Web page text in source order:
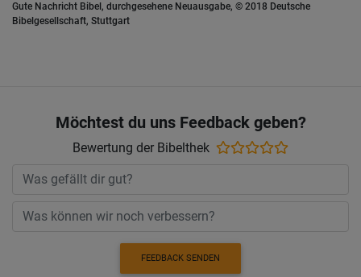
Gute Nachricht Bibel, durchgesehene Neuausgabe, © 2018 Deutsche
Bibelgesellschaft, Stuttgart
Möchtest du uns Feedback geben?
Bewertung der Bibelthek
FEEDBACK SENDEN